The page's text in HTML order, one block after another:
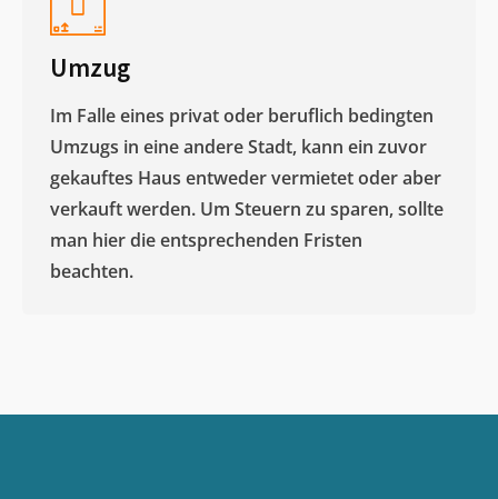
Umzug
Im Falle eines privat oder beruflich bedingten
Umzugs in eine andere Stadt, kann ein zuvor
gekauftes Haus entweder vermietet oder aber
verkauft werden. Um Steuern zu sparen, sollte
man hier die entsprechenden Fristen
beachten.